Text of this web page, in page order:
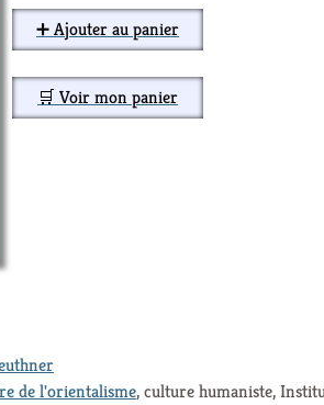
➕ Ajouter au panier
🛒 Voir mon panier
de l'orientalisme, culture humaniste,